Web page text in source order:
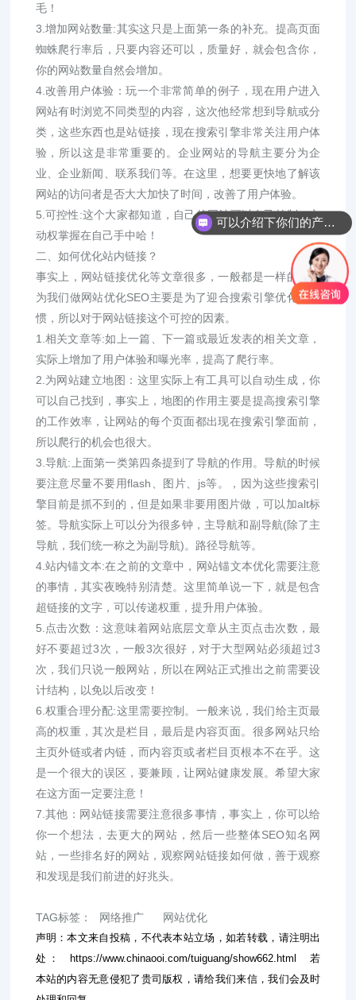
毛！
3.增加网站数量:其实这只是上面第一条的补充。提高页面
蜘蛛爬行率后，只要内容还可以，质量好，就会包含你，
你的网站数量自然会增加。
4.改善用户体验：玩一个非常简单的例子，现在用户进入
网站有时浏览不同类型的内容，这次他经常想到导航或分
类，这些东西也是站链接，现在搜索引擎非常关注用户体
验，所以这是非常重要的。企业网站的导航主要分为企
业、企业新闻、联系我们等。在这里，想要更快地了解该
网站的访问者是否大大加快了时间，改善了用户体验。
5.可控性:这个大家都知道，自己的网站可以自己控制，主
动权掌握在自己手中哈！
二、如何优化站内链接？
事实上，网站链接优化等文章很多，一般都是一样的，因
为我们做网站优化SEO主要是为了迎合搜索引擎优化的习
惯，所以对于网站链接这个可控的因素。
1.相关文章等:如上一篇、下一篇或最近发表的相关文章，
实际上增加了用户体验和曝光率，提高了爬行率。
2.为网站建立地图：这里实际上有工具可以自动生成，你
可以自己找到，事实上，地图的作用主要是提高搜索引擎
的工作效率，让网站的每个页面都出现在搜索引擎面前，
所以爬行的机会也很大。
3.导航:上面第一类第四条提到了导航的作用。导航的时候
要注意尽量不要用flash、图片、js等。，因为这些搜索引
擎目前是抓不到的，但是如果非要用图片做，可以加alt标
签。导航实际上可以分为很多钟，主导航和副导航(除了主
导航，我们统一称之为副导航)。路径导航等。
4.站内锚文本:在之前的文章中，网站锚文本优化需要注意
的事情，其实夜晚特别清楚。这里简单说一下，就是包含
超链接的文字，可以传递权重，提升用户体验。
5.点击次数：这意味着网站底层文章从主页点击次数，最
好不要超过3次，一般3次很好，对于大型网站必须超过3
次，我们只说一般网站，所以在网站正式推出之前需要设
计结构，以免以后改变！
6.权重合理分配:这里需要控制。一般来说，我们给主页最
高的权重，其次是栏目，最后是内容页面。很多网站只给
主页外链或者内链，而内容页或者栏目页根本不在乎。这
是一个很大的误区，要兼顾，让网站健康发展。希望大家
在这方面一定要注意！
7.其他：网站链接需要注意很多事情，事实上，你可以给
你一个想法，去更大的网站，然后一些整体SEO知名网
站，一些排名好的网站，观察网站链接如何做，善于观察
和发现是我们前进的好兆头。
TAG标签： 网络推广 网站优化
声明：本文来自投稿，不代表本站立场，如若转载，请注明出
处：
https://www.chinaooi.com/tuiguang/show662.html
若
本站的内容无意侵犯了贵司版权，请给我们来信，我们会及时
可以介绍下你们的产品么？